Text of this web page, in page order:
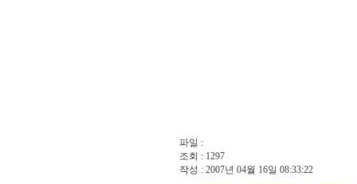
파일 :
조회 : 1297
작성 : 2007년 04월 16일 08:33:22